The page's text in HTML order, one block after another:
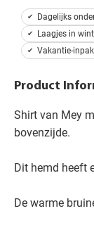
Dagelijks
Laagjes in
Vakantie-
Product
Shirt van Mey
bovenzijde.
Dit hemd heeft
De warme